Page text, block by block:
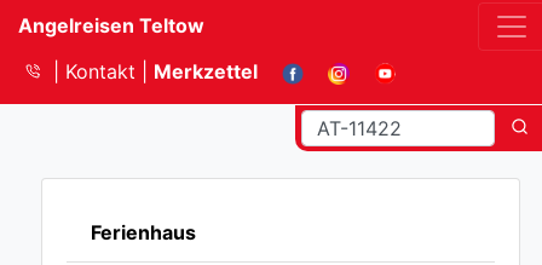
Angelreisen Teltow
Kontakt
Merkzettel
Ferienhaus